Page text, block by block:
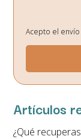
obligación legal.
Derechos:
Podrá
oposición,
en la dirección de
web podrá ampliar
Acepto el
Artículos
¿Qué